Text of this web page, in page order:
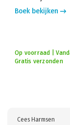
Boek bekijken
Op voorraad |
Gratis verzonden
Cees Harmsen